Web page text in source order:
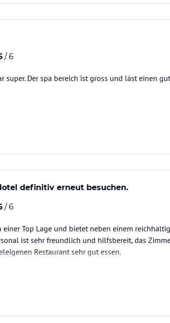
/ 6
super. Der spa bereich ist gross und läst einen
definitiv erneut besuchen.
/ 6
Top Lage und bietet neben einem
ist sehr freundlich und hilfsbereit, das
Restaurant sehr gut essen.